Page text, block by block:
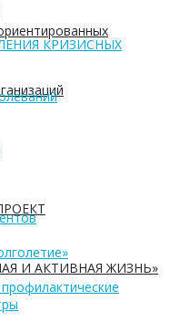
И АКТИВНАЯ ЖИЗНЬ»
КРИЗИСНЫХ